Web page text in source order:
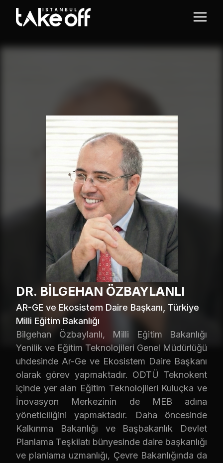
DR. BİLGEHAN ÖZBAYLANLI
AR-GE ve Ekosistem Daire Başkanı, Türkiye
Milli Eğitim Bakanlığı
Bilgehan Özbaylanlı, Milli Eğitim Bakanlığı
Yenilik ve Eğitim Teknolojileri Genel Müdürlüğü
uhdesinde Ar-Ge ve Ekosistem Daire Başkanı
olarak görev yapmaktadır. ODTÜ Teknokent
içinde yer alan Eğitim Teknolojileri Kuluçka ve
İnovasyon Merkezinin de MEB adına
yöneticiliğini yapmaktadır. Daha öncesinde
Kalkınma Bakanlığı ve Başbakanlık Devlet
Planlama Teşkilatı bünyesinde daire başkanlığı
ve planlama uzmanlığı, Çevre Bakanlığında da